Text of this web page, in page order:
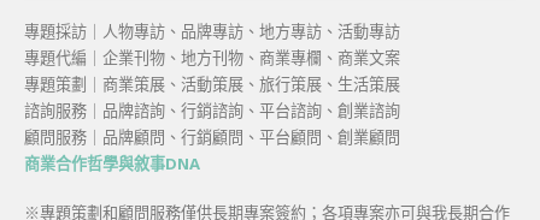
專題採訪｜人物專訪、品牌專訪、地方專訪、活動專訪
專題代編｜企業刊物、地方刊物、商業專欄、商業文案
專題策劃｜商業策展、活動策展、旅行策展、生活策展
諮詢服務｜品牌諮詢、行銷諮詢、平台諮詢、創業諮詢
顧問服務｜品牌顧問、行銷顧問、平台顧問、創業顧問
商業合作哲學與敘事DNA
※專題策劃和顧問服務僅供長期專案簽約；各項專案亦可與我長期合作